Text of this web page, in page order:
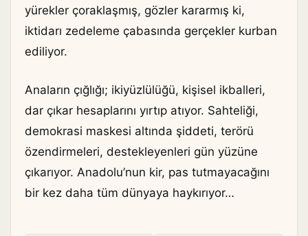
yürekler çoraklaşmış, gözler kararmış ki,
iktidarı zedeleme çabasında gerçekler kurban
ediliyor.
Anaların çığlığı; ikiyüzlülüğü, kişisel ikballeri,
dar çıkar hesaplarını yırtıp atıyor. Sahteliği,
demokrasi maskesi altında şiddeti, terörü
özendirmeleri, destekleyenleri gün yüzüne
çıkarıyor. Anadolu’nun kir, pas tutmayacağını
bir kez daha tüm dünyaya haykırıyor…